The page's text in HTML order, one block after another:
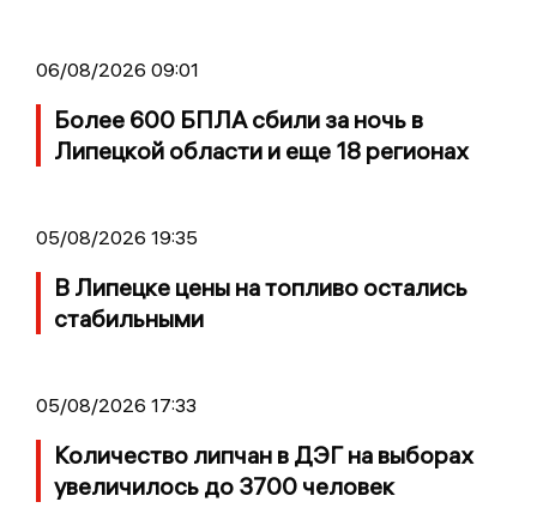
06/08/2026 09:01
Более 600 БПЛА сбили за ночь в
Липецкой области и еще 18 регионах
05/08/2026 19:35
В Липецке цены на топливо остались
стабильными
05/08/2026 17:33
Количество липчан в ДЭГ на выборах
увеличилось до 3700 человек